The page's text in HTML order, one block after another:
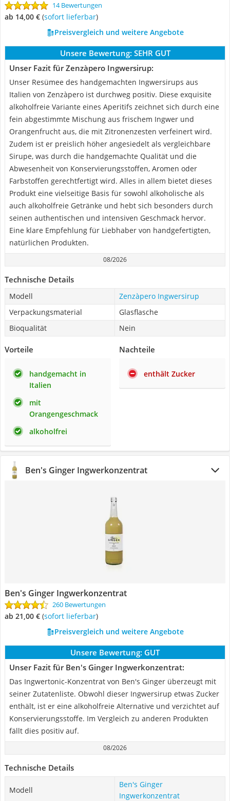
14 Bewertungen
ab 14,00 € ( Sofort lieferbar)
Preisvergleich und weitere Angebote
Unsere Bewertung: SEHR GUT
Unser Fazit für Zenzàpero Ingwersirup:
Unser Resümee des handgemachten Ingwersirups aus
Italien von Zenzàpero ist durchweg positiv. Diese exquisite
alkoholfreie Variante eines Aperitifs zeichnet sich durch eine
fein abgestimmte Mischung aus frischem Ingwer und
Orangenfrucht aus, die mit Zitronenzesten verfeinert wird.
Zudem ist er preislich höher angesiedelt als vergleichbare
Sirupe, was durch die handgemachte Qualität und die
Abwesenheit von Konservierungsstoffen, Aromen oder
Farbstoffen gerechtfertigt wird. Alles in allem bietet dieses
Produkt eine vielseitige Basis für sowohl alkoholische als
auch alkoholfreie Getränke und hebt sich besonders durch
seinen authentischen und intensiven Geschmack hervor.
Eine klare Empfehlung für Liebhaber von handgefertigten,
natürlichen Produkten.
08/2026
Technische Details
Modell
Zenzàpero Ingwersirup
Verpackungsmaterial
Glasflasche
Bioqualität
Nein
Vorteile
handgemacht in
Italien
mit
Orangengeschmack
alkoholfrei
Nachteile
enthält Zucker
Ben's Ginger Ingwerkonzentrat
Ben's Ginger Ingwerkonzentrat
260 Bewertungen
ab 21,00 € ( Sofort lieferbar)
Preisvergleich und weitere Angebote
Unsere Bewertung: GUT
Unser Fazit für Ben's Ginger Ingwerkonzentrat:
Das Ingwertonic-Konzentrat von Ben's Ginger überzeugt mit
seiner Zutatenliste. Obwohl dieser Ingwersirup etwas Zucker
enthält, ist er eine alkoholfreie Alternative und verzichtet auf
Konservierungsstoffe. Im Vergleich zu anderen Produkten
fällt dies positiv auf.
08/2026
Technische Details
Modell
Ben's Ginger
Ingwerkonzentrat